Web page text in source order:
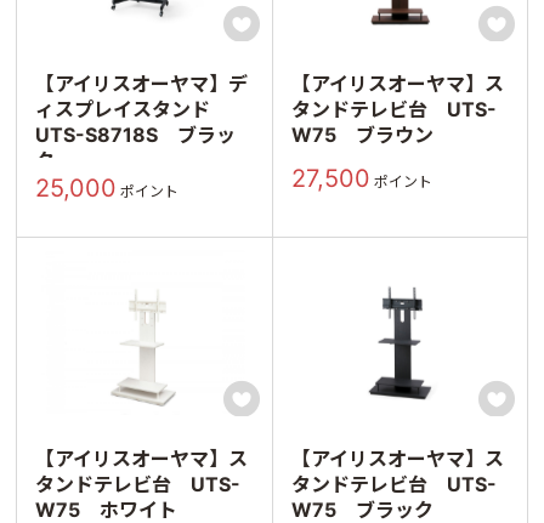

【アイリスオーヤマ】デ
ィスプレイスタンド
UTS-S8718S ブラッ
ク
25,000 ポイント

【アイリスオーヤマ】ス
タンドテレビ台 UTS-
W75 ブラウン
27,500 ポイント

【アイリスオーヤマ】ス
タンドテレビ台 UTS-
W75 ホワイト

【アイリスオーヤマ】ス
タンドテレビ台 UTS-
W75 ブラック